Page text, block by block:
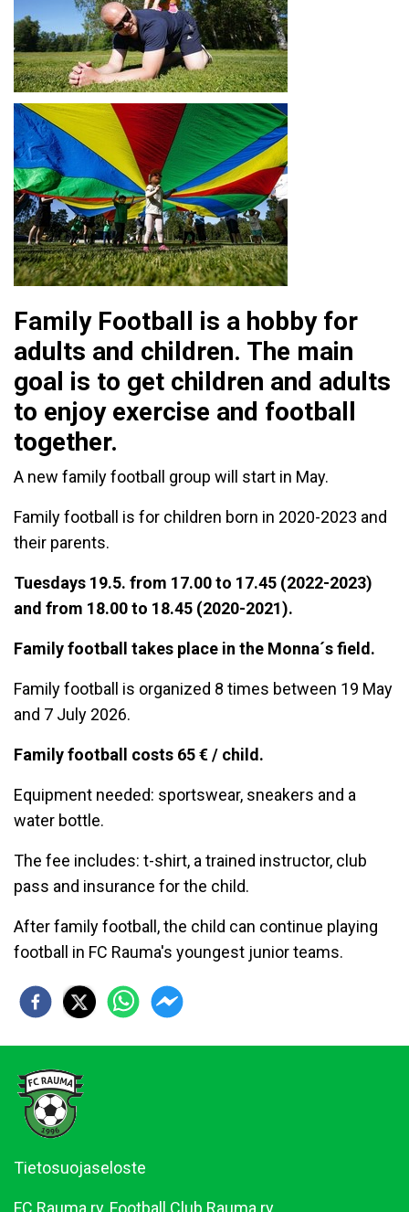
Family Football is a hobby for
adults and children. The main
goal is to get children and adults
to enjoy exercise and football
together.
A new family football group will start in May.
Family football is for children born in 2020-2023 and
their parents.
Tuesdays 19.5. from 17.00 to 17.45 (2022-2023)
and from 18.00 to 18.45 (2020-2021).
Family football takes place in the Monna´s field.
Family football is organized 8 times between 19 May
and 7 July 2026.
Family football costs 65 € / child.
Equipment needed: sportswear, sneakers and a
water bottle.
The fee includes: t-shirt, a trained instructor, club
pass and insurance for the child.
After family football, the child can continue playing
football in FC Rauma's youngest junior teams.
Tietosuojaseloste
FC Rauma ry, Football Club Rauma ry